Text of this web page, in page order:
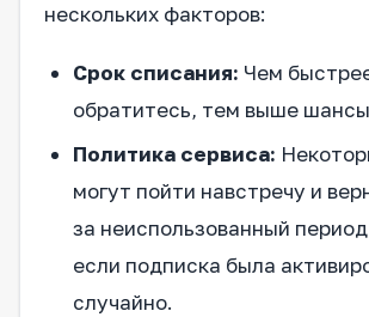
нескольких факторов:
Срок списания: Чем
обратитесь, тем выше
Политика сервиса:
могут пойти навстречу и
за неиспользованный
если подписка была
случайно.